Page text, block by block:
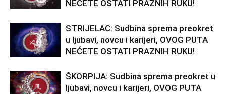
NEĆETE OSTATI PRAZNIH RUKU!
STRIJELAC: Sudbina sprema preokret
u ljubavi, novcu i karijeri, OVOG PUTA
NEĆETE OSTATI PRAZNIH RUKU!
ŠKORPIJA: Sudbina sprema preokret u
ljubavi, novcu i karijeri, OVOG PUTA